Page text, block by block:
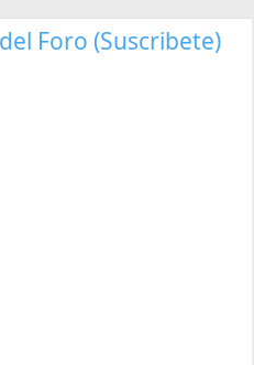
Foro (Suscribete)